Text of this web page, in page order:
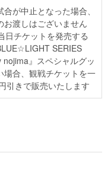
が中止となった場合、
お渡しはございません
日チケットを発売する
SERIES
』スペシャルグッ
場合、観戦チケットを一
引きで販売いたします